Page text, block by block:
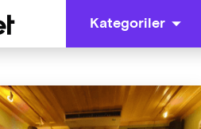
Kategoriler